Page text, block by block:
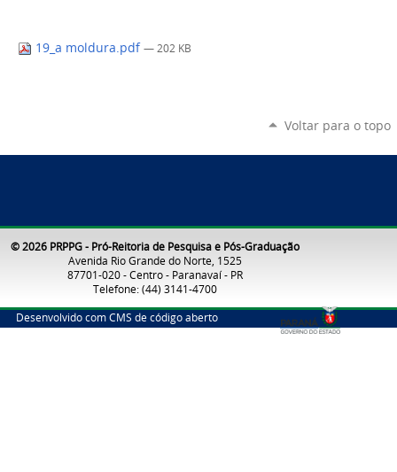
19_a moldura.pdf — 202 KB
Voltar para o topo
© 2026 PRPPG - Pró-Reitoria de Pesquisa e Pós-Graduação
Avenida Rio Grande do Norte, 1525
87701-020 - Centro - Paranavaí - PR
Telefone: (44) 3141-4700
Desenvolvido com CMS de código aberto